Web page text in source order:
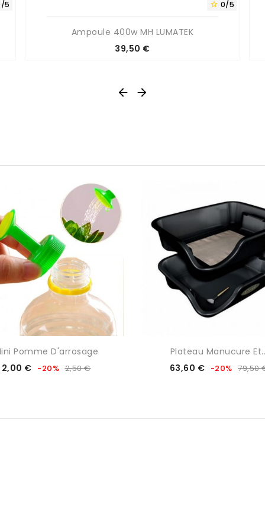
5  0/5
Ampoule 400w MH LUMATEK
Prix
39,50 €
 
 0/5
Pomme D'arrosage
Prix
2,00 € Prix
-20% 2,50 €
Plateau Manucure
Prix
63,60 € Prix
-20% 79,50